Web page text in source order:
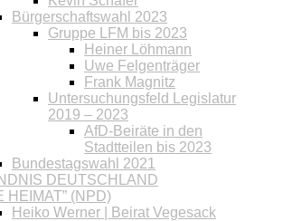
Bürgerschaftswahl 2023
Gruppe LFM bis 2023
Heiner Löhmann
Uwe Felgenträger
Frank Magnitz
Untersuchungsfeld Legislatur
2019 – 2023
AfD-Beiräte in den
Stadtteilen bis 2023
Bundestagswahl 2021
DEUTSCHLAND
HEIMAT” (NPD)
Heiko Werner | Beirat Vegesack